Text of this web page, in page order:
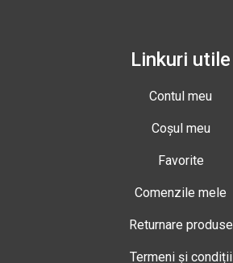
Linkuri utile
Contul meu
Coșul meu
Favorite
Comenzile mele
Returnare produse
Termeni și condiții